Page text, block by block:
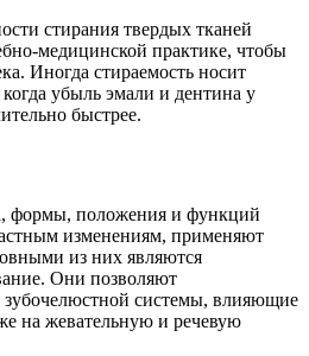
стирания твердых тканей
медицинской практике, чтобы
Иногда стираемость носит
убыль эмали и дентина у
быстрее.
формы, положения и функций
изменениям, применяют
из них являются
Они позволяют
зубочелюстной системы, влияющие
на жевательную и речевую